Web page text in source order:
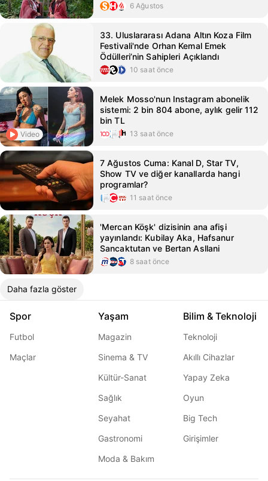
6 Ağustos
33. Uluslararası Adana Altın Koza Film
Festivali'nde Orhan Kemal Emek
Ödülleri’nin Sahipleri Açıklandı
10 saat önce
Video
Melek Mosso'nun Instagram abonelik
sistemi: 2 bin 804 abone, aylık gelir 112
bin TL
13 saat önce
7 Ağustos Cuma: Kanal D, Star TV,
Show TV ve diğer kanallarda hangi
programlar?
11 saat önce
'Mercan Köşk' dizisinin ana afişi
yayınlandı: Kubilay Aka, Hafsanur
Sancaktutan ve Bertan Asllani
8 saat önce
Daha fazla göster
Spor
Futbol
Maçlar
Yaşam
Magazin
Sinema & TV
Kültür-Sanat
Sağlık
Seyahat
Gastronomi
Moda & Bakım
Bilim & Teknoloji
Teknoloji
Akıllı Cihazlar
Yapay Zeka
Oyun
Big Tech
Girişimler